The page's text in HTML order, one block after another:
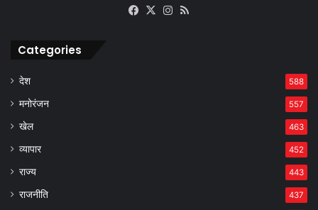
Facebook
X Instagram
Categories
देश 588
मनोरंजन 557
खेल 463
व्यापार 452
राज्य 443
राजनीति 437